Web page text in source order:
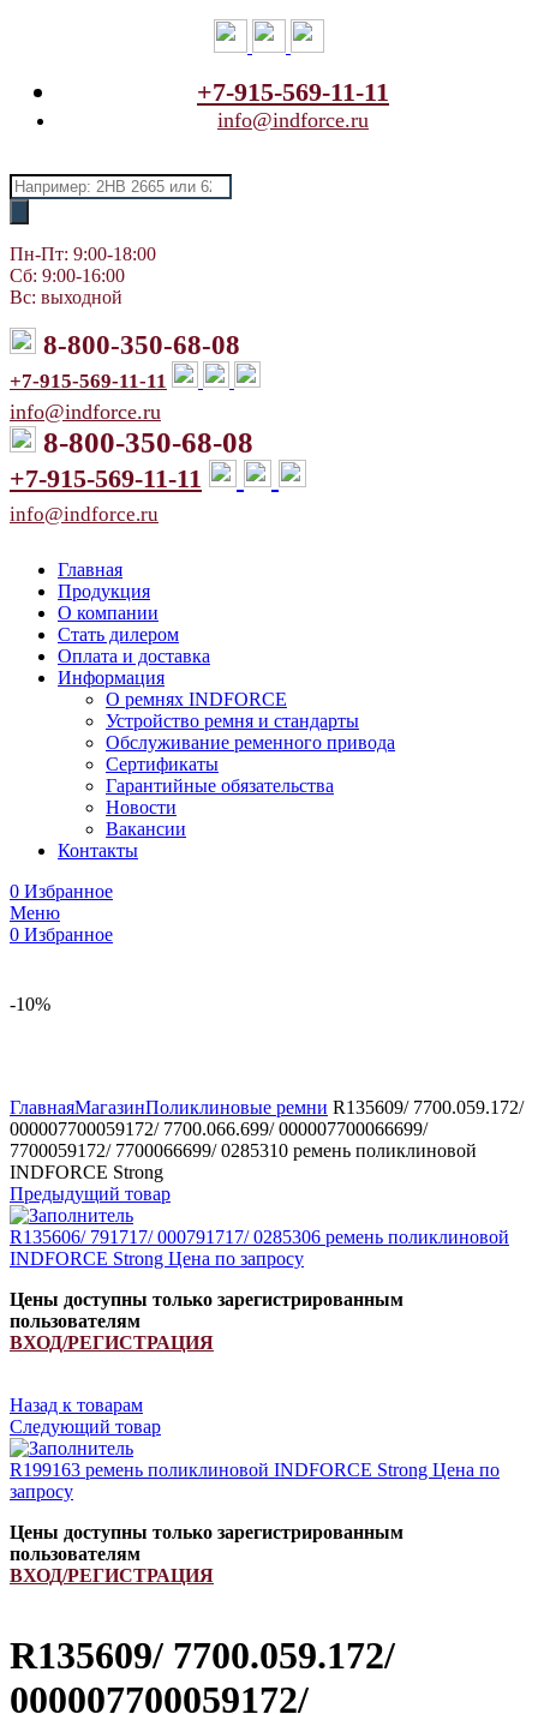
+7-915-569-11-11
info@indforce.ru
Поиск
товаров
Пн-Пт: 9:00-18:00
Сб: 9:00-16:00
Вс: выходной
8-800-350-68-08
+7-915-569-11-11
info@indforce.ru
8-800-350-68-08
+7-915-569-11-11
info@indforce.ru
Главная
Продукция
О компании
Стать дилером
Оплата и доставка
Информация
О ремнях INDFORCE
Устройство ремня и стандарты
Обслуживание ременного привода
Сертификаты
Гарантийные обязательства
Новости
Вакансии
Контакты
0 Избранное
Меню
0 Избранное
-10%
ГлавнаяМагазинПоликлиновые ремни R135609/ 7700.059.172/
000007700059172/ 7700.066.699/ 000007700066699/
7700059172/ 7700066699/ 0285310 ремень поликлиновой
INDFORCE Strong
Предыдущий товар
R135606/ 791717/ 000791717/ 0285306 ремень поликлиновой
INDFORCE Strong Цена по запросу
Цены доступны только зарегистрированным
пользователям
ВХОД/РЕГИСТРАЦИЯ
Назад к товарам
Следующий товар
R199163 ремень поликлиновой INDFORCE Strong Цена по
запросу
Цены доступны только зарегистрированным
пользователям
ВХОД/РЕГИСТРАЦИЯ
R135609/ 7700.059.172/
000007700059172/